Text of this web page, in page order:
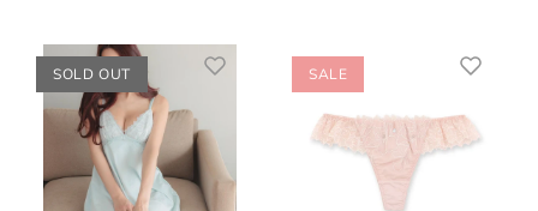
SOLD OUT SALE